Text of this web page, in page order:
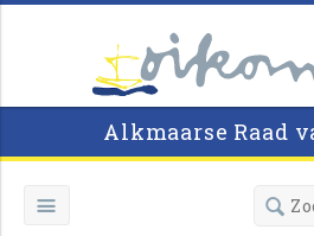
Alkmaarse Raad